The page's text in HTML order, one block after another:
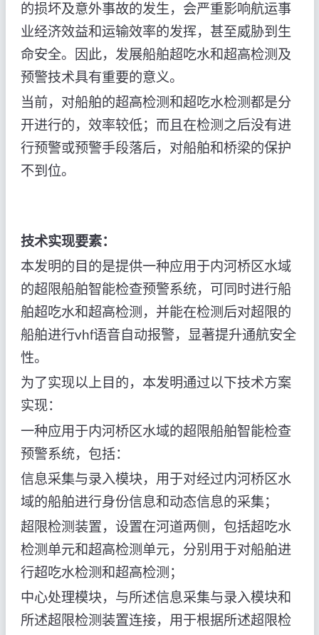
的损坏及意外事故的发生，会严重影响航运事
业经济效益和运输效率的发挥，甚至威胁到生
命安全。因此，发展船舶超吃水和超高检测及
预警技术具有重要的意义。
当前，对船舶的超高检测和超吃水检测都是分
开进行的，效率较低；而且在检测之后没有进
行预警或预警手段落后，对船舶和桥梁的保护
不到位。
技术实现要素：
本发明的目的是提供一种应用于内河桥区水域
的超限船舶智能检查预警系统，可同时进行船
舶超吃水和超高检测，并能在检测后对超限的
船舶进行vhf语音自动报警，显著提升通航安全
性。
为了实现以上目的，本发明通过以下技术方案
实现：
一种应用于内河桥区水域的超限船舶智能检查
预警系统，包括：
信息采集与录入模块，用于对经过内河桥区水
域的船舶进行身份信息和动态信息的采集；
超限检测装置，设置在河道两侧，包括超吃水
检测单元和超高检测单元，分别用于对船舶进
行超吃水检测和超高检测；
中心处理模块，与所述信息采集与录入模块和
所述超限检测装置连接，用于根据所述超限检